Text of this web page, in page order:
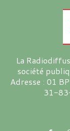
La
société
Adresse : 01
31-